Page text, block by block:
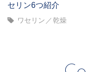
セリン6つ紹介
ワセリン 乾燥